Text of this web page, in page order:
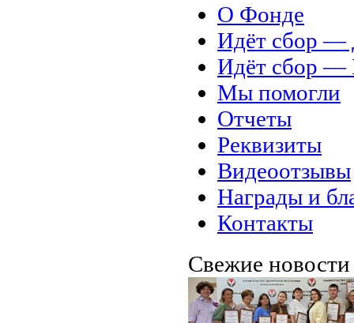
О Фонде
Идёт сбор
Идёт сбор
Мы помогли
Отчеты
Реквизиты
Видеоотзывы
Награды и
Контакты
Свежие